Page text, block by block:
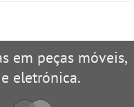
em peças móveis,
eletrónica.